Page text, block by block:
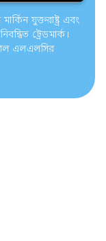
যুক্তরাষ্ট্র এবং
ট্রেডমার্ক।
এলএলসির